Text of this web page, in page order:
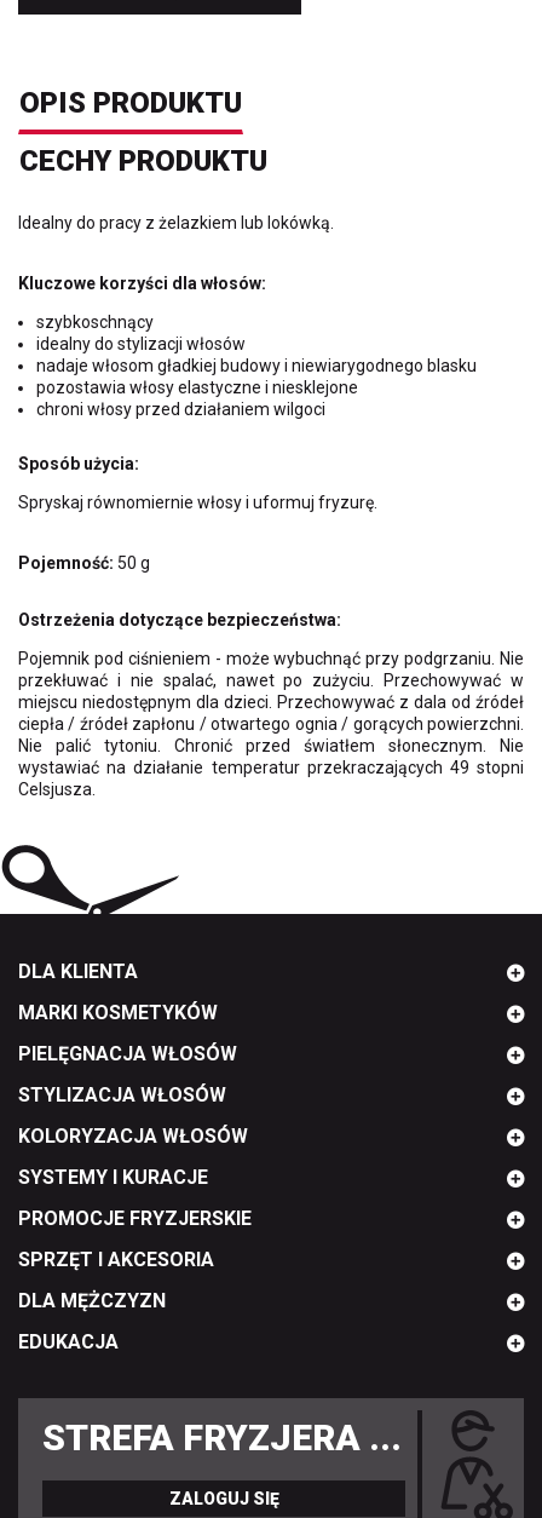
OPIS PRODUKTU
CECHY PRODUKTU
Idealny do pracy z żelazkiem lub lokówką.
Kluczowe korzyści dla włosów:
szybkoschnący
idealny do stylizacji włosów
nadaje włosom gładkiej budowy i niewiarygodnego blasku
pozostawia włosy elastyczne i niesklejone
chroni włosy przed działaniem wilgoci
Sposób użycia:
Spryskaj równomiernie włosy i uformuj fryzurę.
Pojemność: 50 g
Ostrzeżenia dotyczące bezpieczeństwa:
Pojemnik pod ciśnieniem - może wybuchnąć przy podgrzaniu. Nie
przekłuwać i nie spalać, nawet po zużyciu. Przechowywać w
miejscu niedostępnym dla dzieci. Przechowywać z dala od źródeł
ciepła / źródeł zapłonu / otwartego ognia / gorących powierzchni.
Nie palić tytoniu. Chronić przed światłem słonecznym. Nie
wystawiać na działanie temperatur przekraczających 49 stopni
Celsjusza.
DLA KLIENTA
MARKI KOSMETYKÓW
PIELĘGNACJA WŁOSÓW
STYLIZACJA WŁOSÓW
KOLORYZACJA WŁOSÓW
SYSTEMY I KURACJE
PROMOCJE FRYZJERSKIE
SPRZĘT I AKCESORIA
DLA MĘŻCZYZN
EDUKACJA
STREFA FRYZJERA ...
ZALOGUJ SIĘ